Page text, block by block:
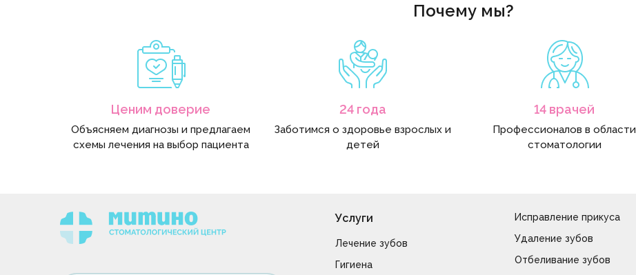
Почему мы?
Ценим доверие
Объясняем диагнозы и предлагаем
схемы лечения на выбор пациента
24 года
Заботимся о здоровье взрослых и
детей
14 врачей
Профессионалов в области
стоматологии
Услуги
Лечение зубов
Гигиена
Исправление прикуса
Удаление зубов
Отбеливание зубов